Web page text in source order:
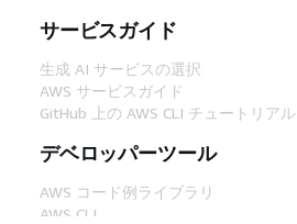
サービスガイド
生成 AI サービスの選択
AWS サービスガイド
GitHub 上の AWS CLI チュートリアル
デベロッパーツール
AWS コード例ライブラリ
AWS CLI